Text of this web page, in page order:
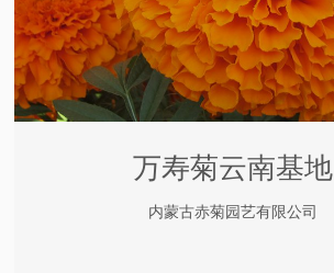
万寿菊云南基地
内蒙古赤菊园艺有限公司